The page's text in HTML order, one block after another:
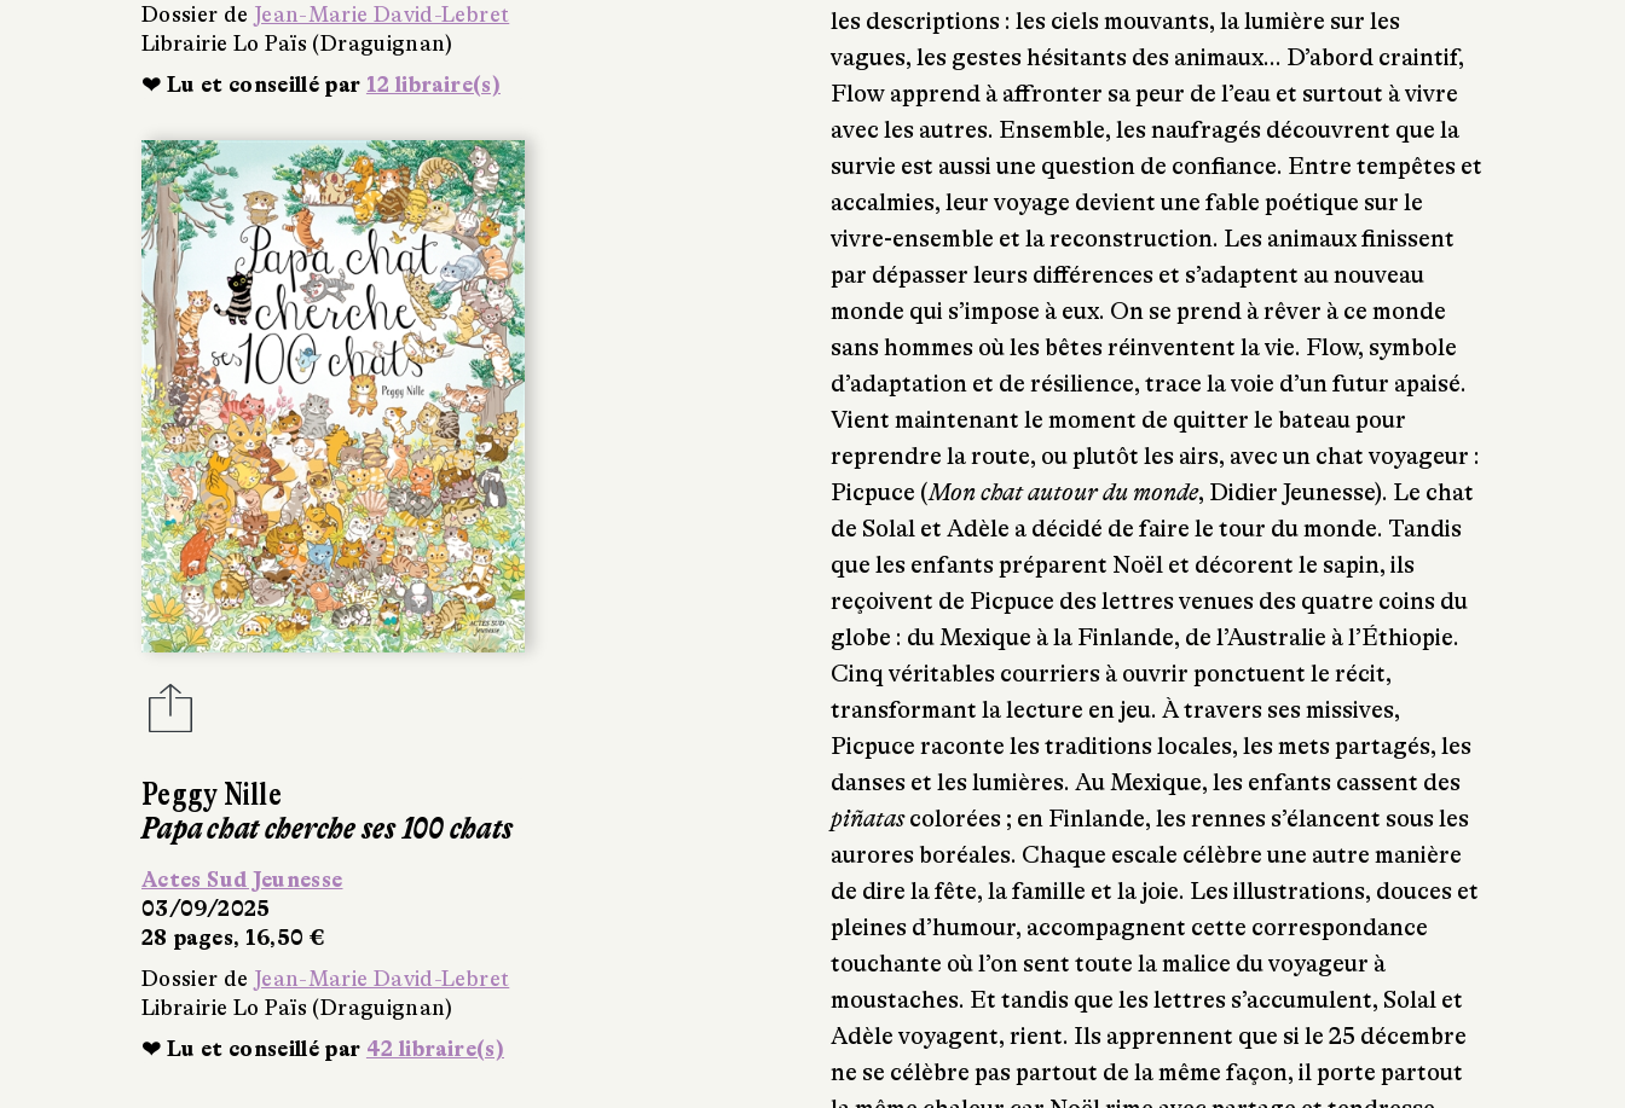
Dossier de Jean-Marie David-Lebret
Librairie Lo Païs (Draguignan)
❤ Lu et conseillé par 12 libraire(s)
Peggy Nille
Papa chat cherche ses 100 chats
Actes Sud Jeunesse
03/09/2025
28 pages, 16,50 €
Dossier de Jean-Marie David-Lebret
Librairie Lo Païs (Draguignan)
❤ Lu et conseillé par 42 libraire(s)
les descriptions : les ciels mouvants, la lumière sur les
vagues, les gestes hésitants des animaux... D’abord craintif,
Flow apprend à affronter sa peur de l’eau et surtout à vivre
avec les autres. Ensemble, les naufragés découvrent que la
survie est aussi une question de confiance. Entre tempêtes et
accalmies, leur voyage devient une fable poétique sur le
vivre-ensemble et la reconstruction. Les animaux finissent
par dépasser leurs différences et s’adaptent au nouveau
monde qui s’impose à eux. On se prend à rêver à ce monde
sans hommes où les bêtes réinventent la vie. Flow, symbole
d’adaptation et de résilience, trace la voie d’un futur apaisé.
Vient maintenant le moment de quitter le bateau pour
reprendre la route, ou plutôt les airs, avec un chat voyageur :
Picpuce (Mon chat autour du monde, Didier Jeunesse). Le chat
de Solal et Adèle a décidé de faire le tour du monde. Tandis
que les enfants préparent Noël et décorent le sapin, ils
reçoivent de Picpuce des lettres venues des quatre coins du
globe : du Mexique à la Finlande, de l’Australie à l’Éthiopie.
Cinq véritables courriers à ouvrir ponctuent le récit,
transformant la lecture en jeu. À travers ses missives,
Picpuce raconte les traditions locales, les mets partagés, les
danses et les lumières. Au Mexique, les enfants cassent des
piñatascolorées ; en Finlande, les rennes s’élancent sous les
aurores boréales. Chaque escale célèbre une autre manière
de dire la fête, la famille et la joie. Les illustrations, douces et
pleines d’humour, accompagnent cette correspondance
touchante où l’on sent toute la malice du voyageur à
moustaches. Et tandis que les lettres s’accumulent, Solal et
Adèle voyagent, rient. Ils apprennent que si le 25 décembre
ne se célèbre pas partout de la même façon, il porte partout